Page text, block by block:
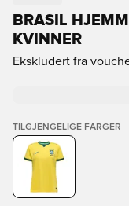
BRASIL
KVINNER
Ekskludert fra
TILGJENGELIGE FARGER